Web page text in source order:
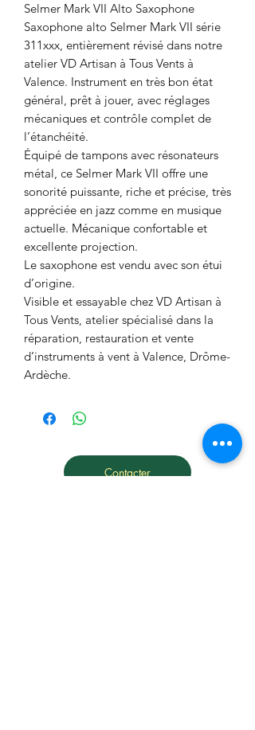
Selmer Mark VII Alto Saxophone
Saxophone alto Selmer Mark VII série
311xxx, entièrement révisé dans notre
atelier VD Artisan à Tous Vents à
Valence. Instrument en très bon état
général, prêt à jouer, avec réglages
mécaniques et contrôle complet de
l’étanchéité.
Équipé de tampons avec résonateurs
métal, ce Selmer Mark VII offre une
sonorité puissante, riche et précise, très
appréciée en jazz comme en musique
actuelle. Mécanique confortable et
excellente projection.
Le saxophone est vendu avec son étui
d’origine.
Visible et essayable chez VD Artisan à
Tous Vents, atelier spécialisé dans la
réparation, restauration et vente
d’instruments à vent à Valence, Drôme-
Ardèche.
Contacter